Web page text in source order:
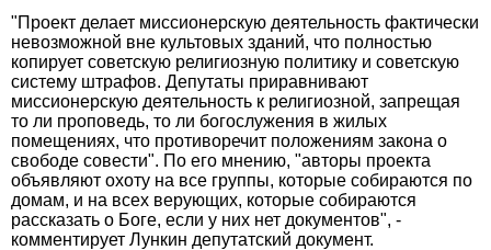
"Проект делает миссионерскую деятельность фактически
невозможной вне культовых зданий, что полностью
копирует советскую религиозную политику и советскую
систему штрафов. Депутаты приравнивают
миссионерскую деятельность к религиозной, запрещая
то ли проповедь, то ли богослужения в жилых
помещениях, что противоречит положениям закона о
свободе совести". По его мнению, "авторы проекта
объявляют охоту на все группы, которые собираются по
домам, и на всех верующих, которые собираются
рассказать о Боге, если у них нет документов", -
комментирует Лункин депутатский документ.